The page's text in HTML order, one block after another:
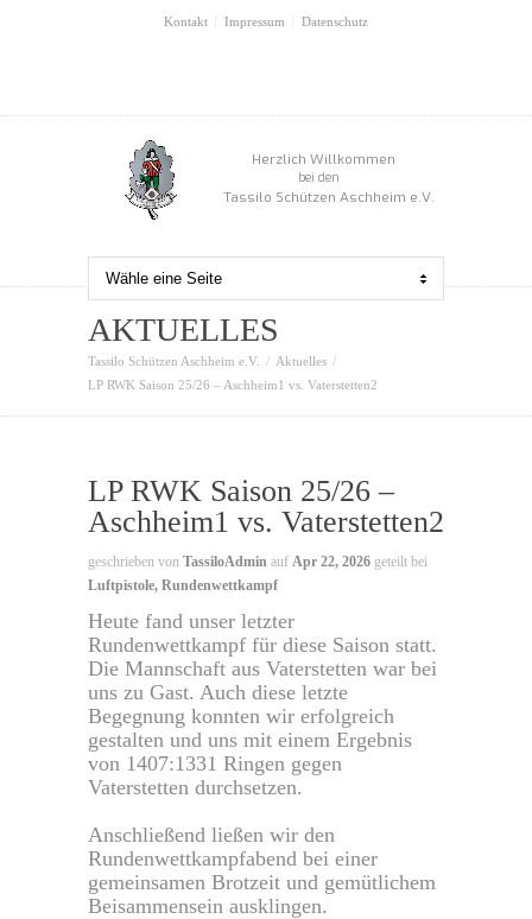
Kontakt Impressum Datenschutz
Herzlich Willkommen
bei den
Tassilo Schützen Aschheim e.V.
AKTUELLES
Tassilo Schützen Aschheim e.V.
Aktuelles
LP RWK Saison 25/26 – Aschheim1 vs. Vaterstetten2
LP RWK Saison 25/26 –
Aschheim1 vs. Vaterstetten2
geschrieben von TassiloAdmin auf Apr 22, 2026 geteilt bei
Luftpistole, Rundenwettkampf
Heute fand unser letzter
Rundenwettkampf für diese Saison statt.
Die Mannschaft aus Vaterstetten war bei
uns zu Gast. Auch diese letzte
Begegnung konnten wir erfolgreich
gestalten und uns mit einem Ergebnis
von 1407:1331 Ringen gegen
Vaterstetten durchsetzen.
Anschließend ließen wir den
Rundenwettkampfabend bei einer
gemeinsamen Brotzeit und gemütlichem
Beisammensein ausklingen.